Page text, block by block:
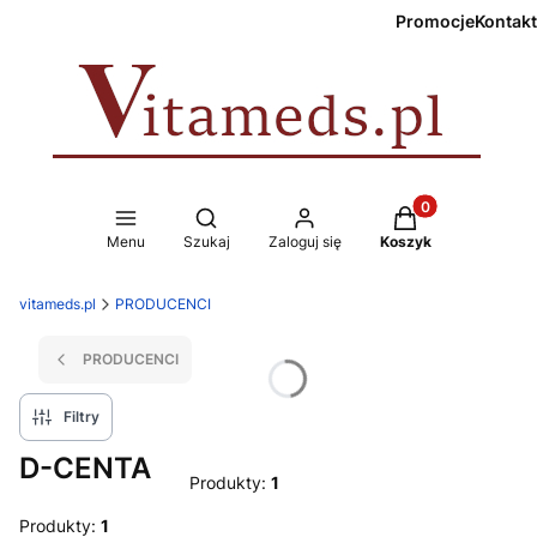
PromocjeKontakt
Menu
Otwórz wyszukiwarkę
Szukaj Zaloguj się
Produkty w
Koszyk
vitameds.pl PRODUCENCI
PRODUCENCI
Filtry
D-CENTA Produkty: 1
Produkty: 1